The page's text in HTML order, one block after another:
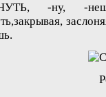
-ну, -